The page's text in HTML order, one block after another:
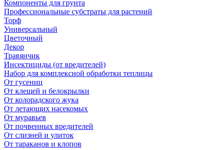
Компоненты для грунта
Профессиональные субстраты для растений
Торф
Универсальный
Цветочный
Декор
Травянчик
Инсектициды (от вредителей)
Набор для комплексной обработки теплицы
От гусениц
От клещей и белокрылки
От колорадского жука
От летающих насекомых
От муравьев
От почвенных вредителей
От слизней и улиток
От тараканов и клопов